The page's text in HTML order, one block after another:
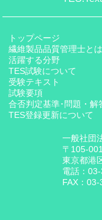
トップページ
繊維製品品質管理士とは
活躍する分野
TES試験について
受験テキスト
試験要項
合否判定基準･問題・解
TES登録更新について
一般社団
〒105-
東京都港
電話：
FAX：